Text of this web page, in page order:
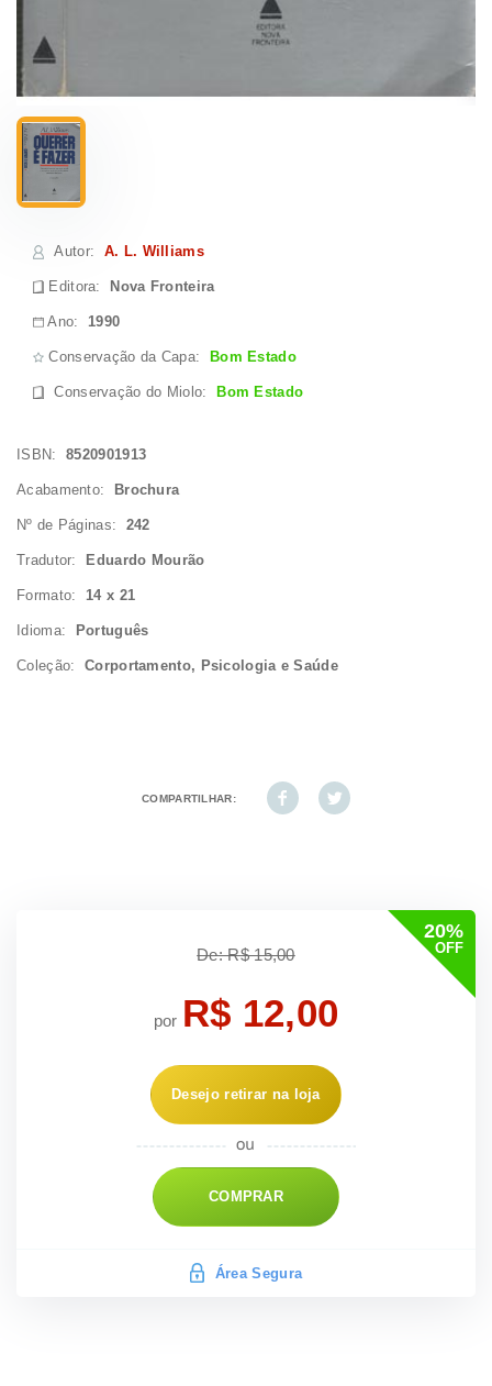
Autor: A. L. Williams
Editora: Nova Fronteira
Ano: 1990
Conservação da Capa: Bom Estado
Conservação do Miolo:Bom Estado
ISBN:8520901913
Acabamento: Brochura
Nº de Páginas: 242
Tradutor: Eduardo Mourão
Formato: 14 x 21
Idioma: Português
Coleção: Corportamento, Psicologia e Saúde
COMPARTILHAR:
20%
OFF
De: R$ 15,00
por R$ 12,00
Desejo retirar na loja
COMPRAR
Área Segura